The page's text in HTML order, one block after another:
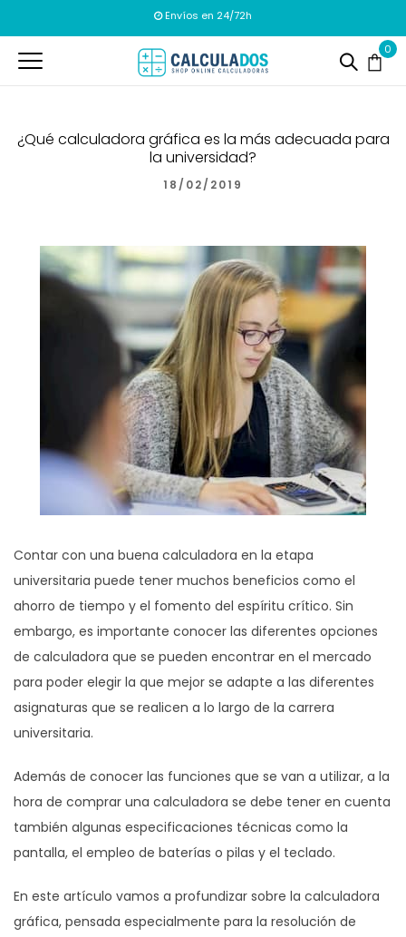
Envíos en 24/72h
0
¿Qué calculadora gráfica es la más adecuada para
la universidad?
18/02/2019
Contar con una buena calculadora en la etapa
universitaria puede tener muchos beneficios como el
ahorro de tiempo y el fomento del espíritu crítico. Sin
embargo, es importante conocer las diferentes opciones
de calculadora que se pueden encontrar en el mercado
para poder elegir la que mejor se adapte a las diferentes
asignaturas que se realicen a lo largo de la carrera
universitaria.
Además de conocer las funciones que se van a utilizar, a la
hora de comprar una calculadora se debe tener en cuenta
también algunas especificaciones técnicas como la
pantalla, el empleo de baterías o pilas y el teclado.
En este artículo vamos a profundizar sobre la calculadora
gráfica, pensada especialmente para la resolución de